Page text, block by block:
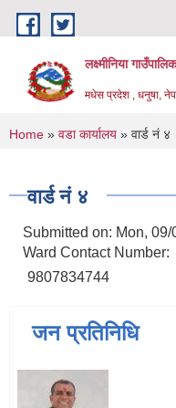
Skip to main content
लक्ष्मीनिया
मधेस प्रदेश , धनुषा,
You are here
Home » वडा कार्यालय » वार्ड नं ४
वार्ड नं ४
Submitted on: Mon,
Ward Contact Number:
9807834744
जन प्रतिनिधि